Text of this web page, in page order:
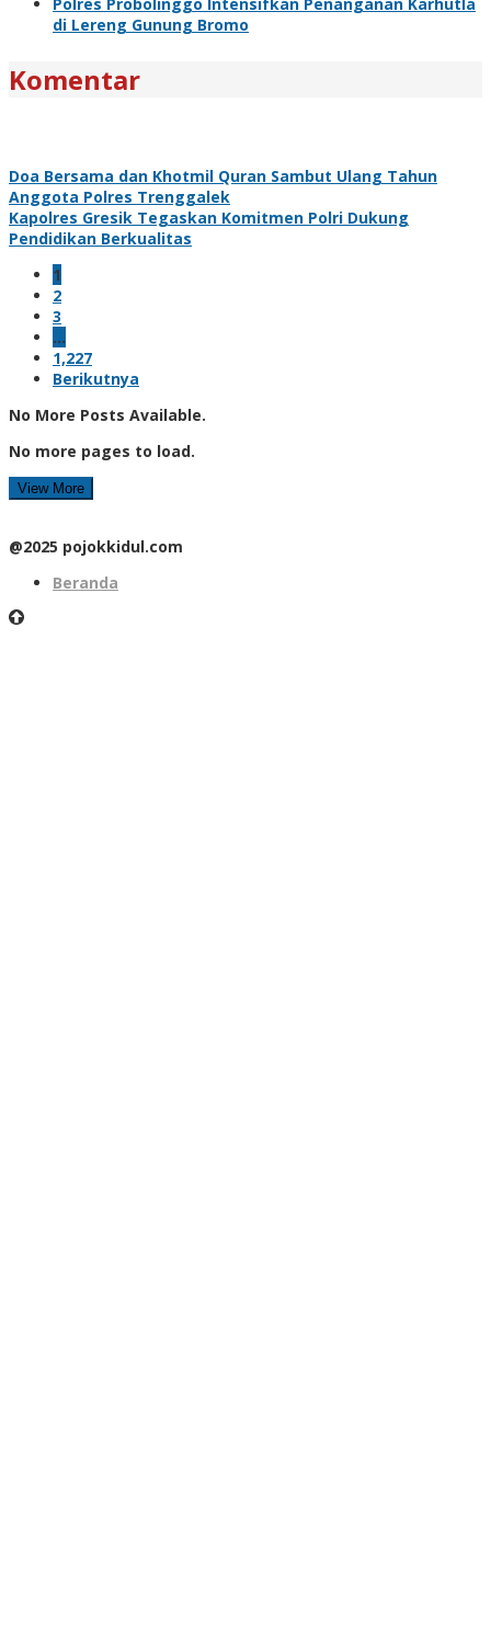
di Lereng Gunung Bromo
Komentar
Doa Bersama dan Khotmil Quran Sambut Ulang Tahun
Anggota Polres Trenggalek
Kapolres Gresik Tegaskan Komitmen Polri Dukung
Pendidikan Berkualitas
1
2
3
…
1,227
Berikutnya
No More Posts Available.
No more pages to load.
View More
@2025 pojokkidul.com
Beranda